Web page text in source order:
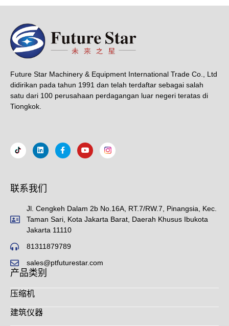
Future Star Machinery & Equipment International Trade Co., Ltd
didirikan pada tahun 1991 dan telah terdaftar sebagai salah
satu dari 100 perusahaan perdagangan luar negeri teratas di
Tiongkok.
联系我们
Jl. Cengkeh Dalam 2b No.16A, RT.7/RW.7, Pinangsia, Kec.
Taman Sari, Kota Jakarta Barat, Daerah Khusus Ibukota
Jakarta 11110
81311879789
sales@ptfuturestar.com
产品类别
压缩机
建筑仪器